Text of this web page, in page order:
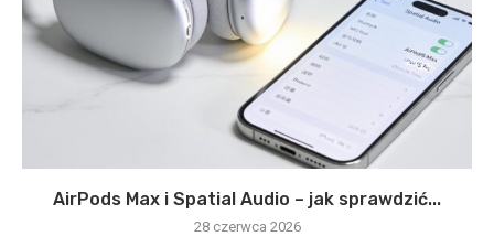
AirPods Max i Spatial Audio – jak sprawdzić...
28 czerwca 2026